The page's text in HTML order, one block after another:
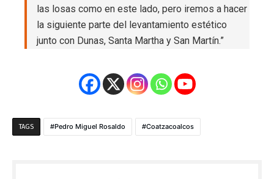
las losas como en este lado, pero iremos a hacer
la siguiente parte del levantamiento estético
junto con Dunas, Santa Martha y San Martín.”
TAGS Pedro Miguel Rosaldo Coatzacoalcos